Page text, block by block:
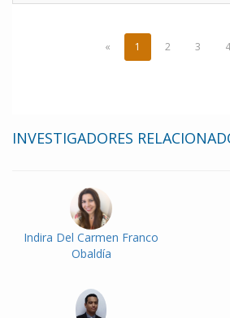
« 1 2 3 4
INVESTIGADORES
Indira Del Carmen Franco
Obaldía